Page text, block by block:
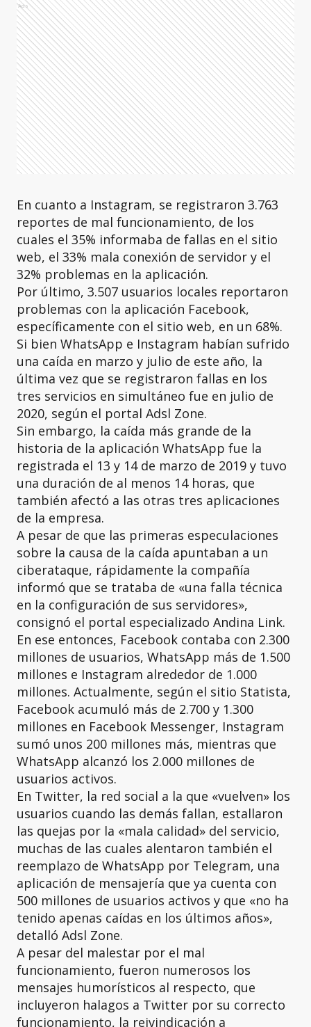
Ads
En cuanto a Instagram, se registraron 3.763
reportes de mal funcionamiento, de los
cuales el 35% informaba de fallas en el sitio
web, el 33% mala conexión de servidor y el
32% problemas en la aplicación.
Por último, 3.507 usuarios locales reportaron
problemas con la aplicación Facebook,
específicamente con el sitio web, en un 68%.
Si bien WhatsApp e Instagram habían sufrido
una caída en marzo y julio de este año, la
última vez que se registraron fallas en los
tres servicios en simultáneo fue en julio de
2020, según el portal Adsl Zone.
Sin embargo, la caída más grande de la
historia de la aplicación WhatsApp fue la
registrada el 13 y 14 de marzo de 2019 y tuvo
una duración de al menos 14 horas, que
también afectó a las otras tres aplicaciones
de la empresa.
A pesar de que las primeras especulaciones
sobre la causa de la caída apuntaban a un
ciberataque, rápidamente la compañía
informó que se trataba de «una falla técnica
en la configuración de sus servidores»,
consignó el portal especializado Andina Link.
En ese entonces, Facebook contaba con 2.300
millones de usuarios, WhatsApp más de 1.500
millones e Instagram alrededor de 1.000
millones. Actualmente, según el sitio Statista,
Facebook acumuló más de 2.700 y 1.300
millones en Facebook Messenger, Instagram
sumó unos 200 millones más, mientras que
WhatsApp alcanzó los 2.000 millones de
usuarios activos.
En Twitter, la red social a la que «vuelven» los
usuarios cuando las demás fallan, estallaron
las quejas por la «mala calidad» del servicio,
muchas de las cuales alentaron también ​el
reemplazo de WhatsApp por Telegram, una
aplicación de mensajería que ya cuenta con
500 millones de usuarios activos y que «no ha
tenido apenas caídas en los últimos años»,
detalló Adsl Zone.
A pesar del malestar por el mal
funcionamiento, fueron numerosos los
mensajes humorísticos al respecto, que
incluyeron halagos a Twitter por su correcto
funcionamiento, la reivindicación a